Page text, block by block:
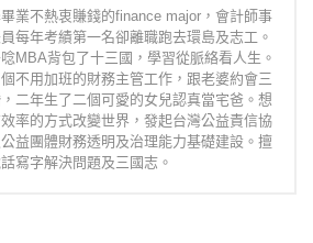
業不熱衷賺錢的finance major，會計師事
每年考績第一名卻離職跑去環島及志工。
MBA背包了十三國，學習從脈絡看人生。
不用加班的財務主管工作，跟老婆約會三
二年生了二個可愛的女兒認真當宅爸。想
率的方式改變世界，發起台灣公益責信協
益團體財務透明及治理能力基礎建設。擅
寫字解決問題及三國志。